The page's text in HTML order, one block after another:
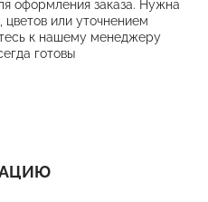
оформления заказа. Нужна
или уточнением
к нашему менеджеру
готовы